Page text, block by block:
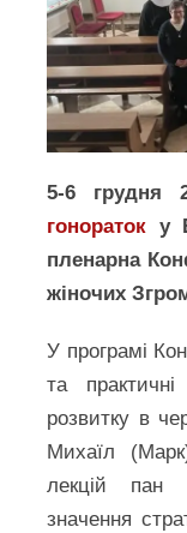
5-6 грудня
гонораток у
пленарна
жіночих
У програмі
та
розвитку в
Михаїл
лекцій пан
значення